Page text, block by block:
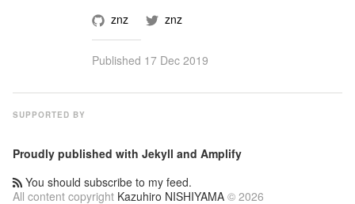
znz
znz
Published 17 Dec 2019
SUPPORTED BY
Proudly published with Jekyll and Amplify
You should subscribe to my feed.
All content copyright Kazuhiro NISHIYAMA © 2026